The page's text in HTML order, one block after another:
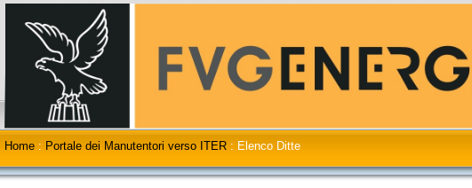
Home : Portale dei Manutentori verso ITER : Elenco Ditte